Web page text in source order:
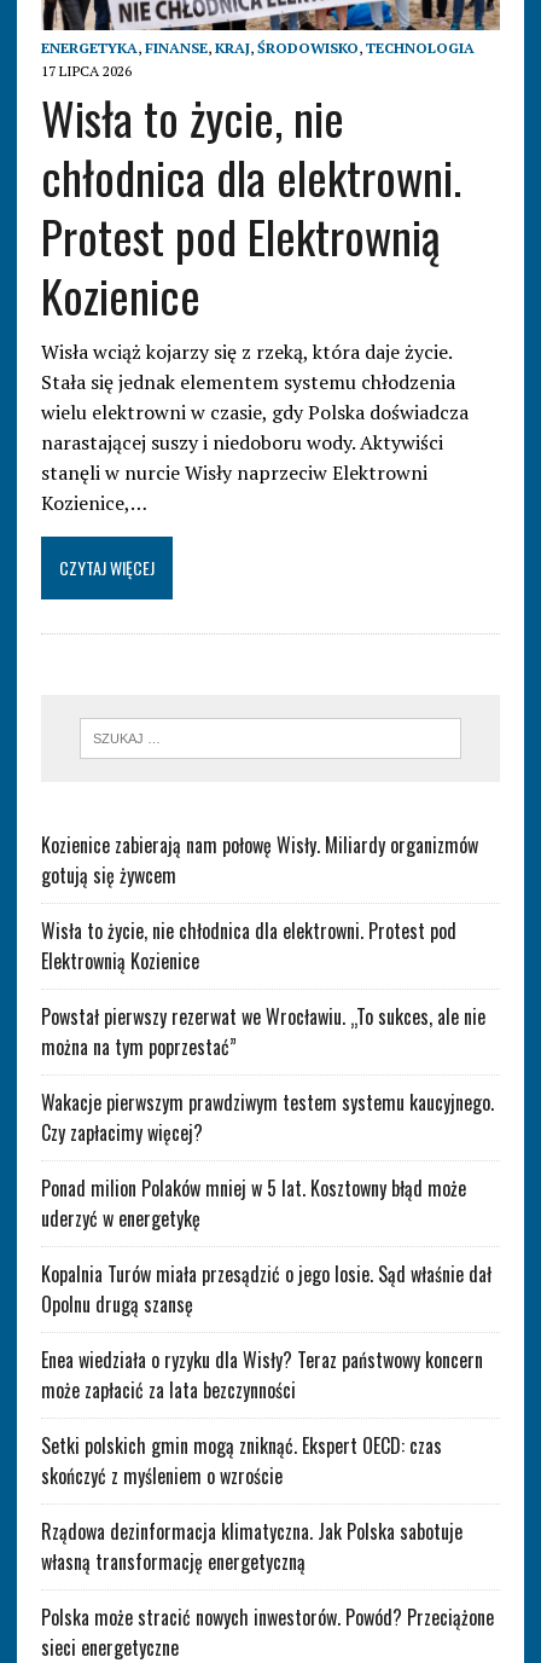
ENERGETYKA, FINANSE, KRAJ, ŚRODOWISKO, TECHNOLOGIA
17 LIPCA 2026
Wisła to życie, nie
chłodnica dla elektrowni.
Protest pod Elektrownią
Kozienice
Wisła wciąż kojarzy się z rzeką, która daje życie.
Stała się jednak elementem systemu chłodzenia
wielu elektrowni w czasie, gdy Polska doświadcza
narastającej suszy i niedoboru wody. Aktywiści
stanęli w nurcie Wisły naprzeciw Elektrowni
Kozienice,…
CZYTAJ WIĘCEJ
Kozienice zabierają nam połowę Wisły. Miliardy organizmów
gotują się żywcem
Wisła to życie, nie chłodnica dla elektrowni. Protest pod
Elektrownią Kozienice
Powstał pierwszy rezerwat we Wrocławiu. „To sukces, ale nie
można na tym poprzestać”
Wakacje pierwszym prawdziwym testem systemu kaucyjnego.
Czy zapłacimy więcej?
Ponad milion Polaków mniej w 5 lat. Kosztowny błąd może
uderzyć w energetykę
Kopalnia Turów miała przesądzić o jego losie. Sąd właśnie dał
Opolnu drugą szansę
Enea wiedziała o ryzyku dla Wisły? Teraz państwowy koncern
może zapłacić za lata bezczynności
Setki polskich gmin mogą zniknąć. Ekspert OECD: czas
skończyć z myśleniem o wzroście
Rządowa dezinformacja klimatyczna. Jak Polska sabotuje
własną transformację energetyczną
Polska może stracić nowych inwestorów. Powód? Przeciążone
sieci energetyczne